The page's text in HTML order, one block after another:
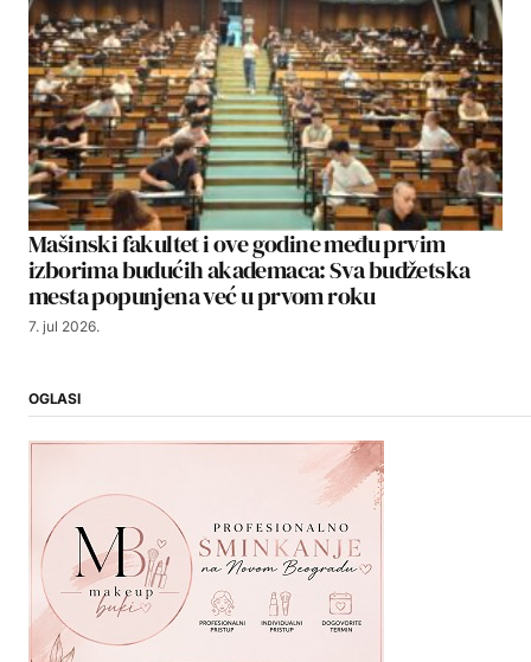
Mašinski fakultet i ove godine među prvim
izborima budućih akademaca: Sva budžetska
mesta popunjena već u prvom roku
7. jul 2026.
OGLASI